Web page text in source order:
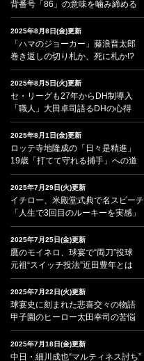
背番号「86」の意味を噛み締める
2025年8月8日(金)更新
「ハマのジョーカー」藤浪晋太郎
巻き返しの切り札か、死に札か!?
2025年8月5日(火)更新
セ・リーグも27年からDH制導入
「職人」大田卓司語るDHの心得
2025年8月1日(金)更新
ロッテ寺地隆成の「日々是精進」
19歳「打てて守れる捕手」への道
2025年7月29日(火)更新
イチロー、米殿堂式典で名スピーチ
「人生で3回目のルーキーを実感」
2025年7月25日(金)更新
鷹のモイネロ、球宴で“両刀”投球
元祖“スイッチ投法”近田豊年とは
2025年7月22日(火)更新
球宴史に刻まれた悲喜交々の物語
甲子園のヒーロー太田幸司の苦悩
2025年7月18日(金)更新
中日・細川成也“マルティネス討ち”